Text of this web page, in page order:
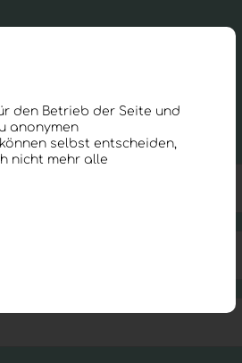
den Betrieb der Seite und
anonymen
selbst entscheiden,
nicht mehr alle